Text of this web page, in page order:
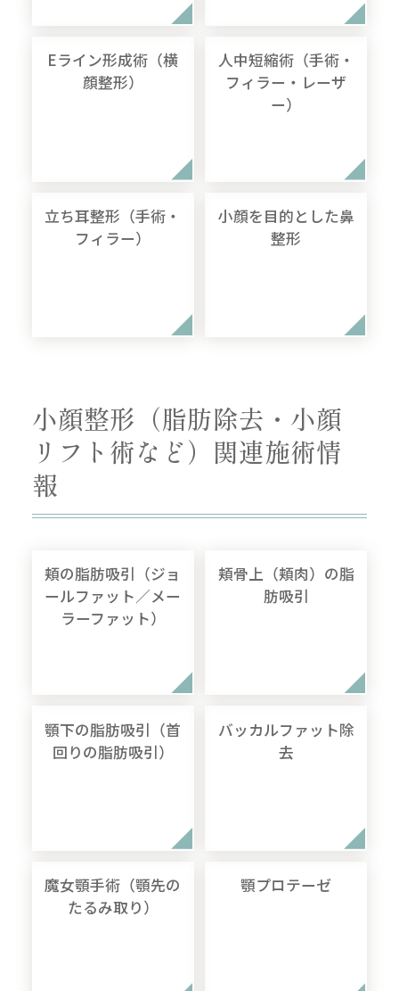
Eライン形成術（横
顔整形）
人中短縮術（手術・
フィラー・レーザ
ー）
立ち耳整形（手術・
フィラー）
小顔を目的とした鼻
整形
小顔整形（脂肪除去・小顔
リフト術など）関連施術情
報
頬の脂肪吸引（ジョ
ールファット／メー
ラーファット）
頬骨上（頬肉）の脂
肪吸引
顎下の脂肪吸引（首
回りの脂肪吸引）
バッカルファット除
去
魔女顎手術（顎先の
たるみ取り）
顎プロテーゼ